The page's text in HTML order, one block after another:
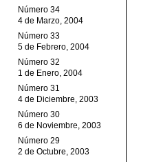
Número 34
4 de Marzo, 2004
Número 33
5 de Febrero, 2004
Número 32
1 de Enero, 2004
Número 31
4 de Diciembre, 2003
Número 30
6 de Noviembre, 2003
Número 29
2 de Octubre, 2003